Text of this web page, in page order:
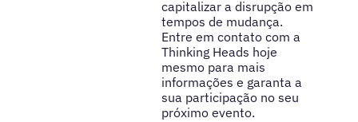
capitalizar a disrupção em
tempos de mudança.
Entre em contato com a
Thinking Heads hoje
mesmo para mais
informações e garanta a
sua participação no seu
próximo evento.